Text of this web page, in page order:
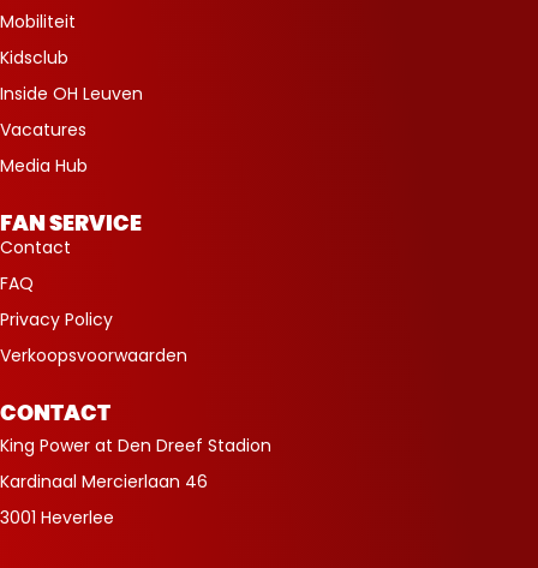
Mobiliteit
Kidsclub
Inside OH Leuven
Vacatures
Media Hub
FAN SERVICE
Contact
FAQ
Privacy Policy
Verkoopsvoorwaarden
CONTACT
King Power at Den Dreef Stadion
Kardinaal Mercierlaan 46
3001 Heverlee